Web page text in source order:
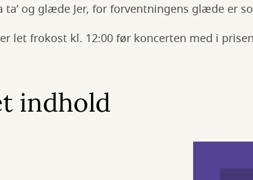
ta’ og glæde Jer, for forventningens glæde er
let frokost kl. 12:00 før koncerten med i
indhold